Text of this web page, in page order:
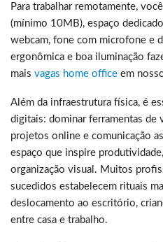
Para trabalhar remotamente,
(mínimo 10MB), espaço
webcam, fone com microfone e
ergonômica e boa iluminação
mais vagas home office em
Além da infraestrutura física, é
digitais: dominar ferramentas de
projetos online e comunicação
espaço que inspire
organização visual. Muitos
sucedidos estabelecem rituais
deslocamento ao escritório,
entre casa e trabalho.